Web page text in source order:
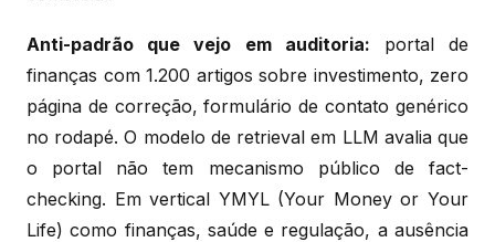
Anti-padrão que vejo em auditoria: portal de
finanças com 1.200 artigos sobre investimento, zero
página de correção, formulário de contato genérico
no rodapé. O modelo de retrieval em LLM avalia que
o portal não tem mecanismo público de fact-
checking. Em vertical YMYL (Your Money or Your
Life) como finanças, saúde e regulação, a ausência